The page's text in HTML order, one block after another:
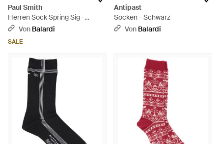
Paul Smith
Herren Sock Spring Sig -
Schwarz
Von Balardi
SALE
Antipast
Socken - Schwarz
Von Balardi